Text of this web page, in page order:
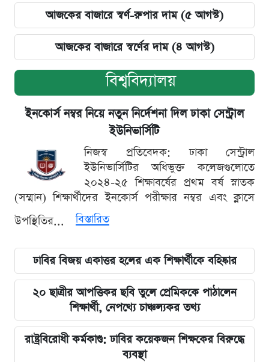
আজকের বাজারে স্বর্ণ-রুপার দাম (৫ আগস্ট)
আজকের বাজারে স্বর্ণের দাম (৪ আগস্ট)
বিশ্ববিদ্যালয়
ইনকোর্স নম্বর নিয়ে নতুন নির্দেশনা দিল ঢাকা সেন্ট্রাল
ইউনিভার্সিটি
নিজস্ব প্রতিবেদক: ঢাকা সেন্ট্রাল
ইউনিভার্সিটির অধিভুক্ত কলেজগুলোতে
২০২৪-২৫ শিক্ষাবর্ষের প্রথম বর্ষ স্নাতক
(সম্মান) শিক্ষার্থীদের ইনকোর্স পরীক্ষার নম্বর এবং ক্লাসে
উপস্থিতির...
বিস্তারিত
ঢাবির বিজয় একাত্তর হলের এক শিক্ষার্থীকে বহিষ্কার
২০ ছাত্রীর আপত্তিকর ছবি তুলে প্রেমিককে পাঠালেন
শিক্ষার্থী, নেপথ্যে চাঞ্চল্যকর তথ্য
রাষ্ট্রবিরোধী কর্মকাণ্ড: ঢাবির কয়েকজন শিক্ষকের বিরুদ্ধে
ব্যবস্থা